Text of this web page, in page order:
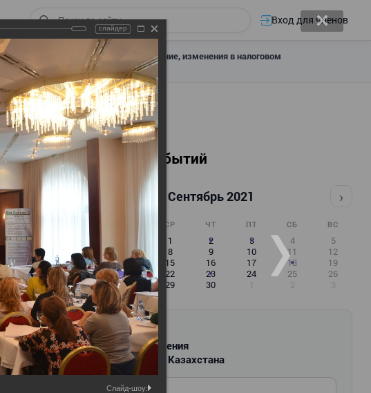
Вход для членов
всеобщее налоговое декларирование, изменения в налоговом
ИПН
Календарь событий
Сентябрь 2021 ›
ПН СР ЧТ ПТ СБ ВС
30 1 2 3 4
5
6
7 8 9 10 11
12
13
14 15 16 17 18
19
20
21 22 23 24 25
26
27
28 29 30 1 2 3
РАССЫЛКА
Новости и изменения
для бухгалтеров Казахстана
Введите ваш e-mail
слайдер
Слайд-шоу: